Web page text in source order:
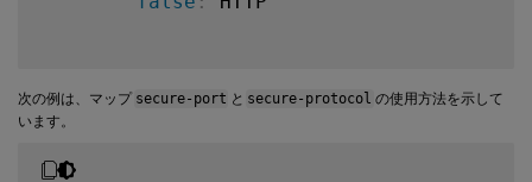
次の例は、マップ secure-port と secure-protocol の使用方法を示して
います。